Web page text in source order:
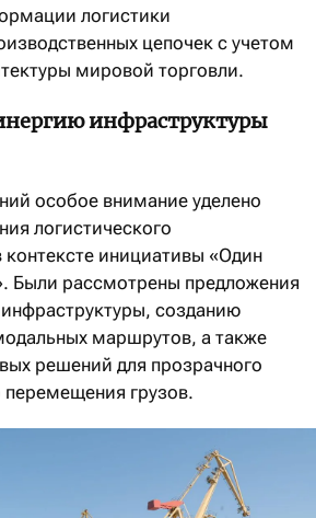
логистики
цепочек с учетом
мировой торговли.
инфраструктуры
особое внимание уделено
логистического
инициативы «Один
Были рассмотрены предложения
созданию
маршрутов, а также
решений для прозрачного
перемещения грузов.